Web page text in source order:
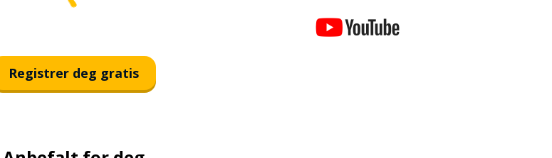
Registrer deg gratis